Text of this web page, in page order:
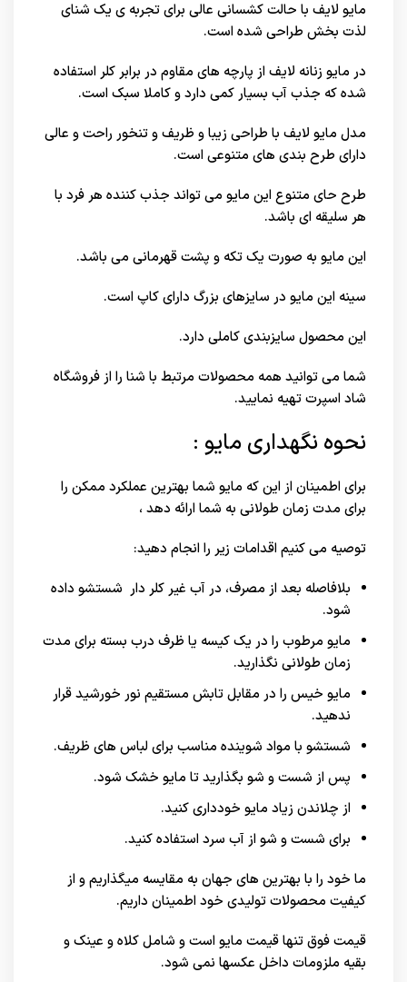
مایو لایف با حالت کشسانی عالی برای تجربه ی یک شنای
لذت بخش طراحی شده است.
در مايو زنانه لایف از پارچه های مقاوم در برابر کلر استفاده
شده که جذب آب بسیار کمی دارد و کاملا سبک است.
مدل مایو لایف با طراحی زیبا و ظریف و تنخور راحت و عالی
دارای طرح بندی های متنوعی است.
طرح حای متنوع این مایو می تواند جذب کننده هر فرد با
هر سلیقه ای باشد.
این مایو به صورت یک تکه و پشت قهرمانی می باشد.
سینه این مایو در سایزهای بزرگ دارای کاپ است.
این محصول سایزبندی کاملی دارد.
شما می توانید همه محصولات مرتبط با شنا را از فروشگاه
شاد اسپرت تهیه نمایید.
نحوه نگهداری مایو :
برای اطمینان از این که مایو شما بهترین عملکرد ممکن را
برای مدت زمان طولانی به شما ارائه دهد ،
توصیه می کنیم اقدامات زیر را انجام دهید:
بلافاصله بعد از مصرف، در آب غير کلر دار شستشو داده
شود.
مایو مرطوب را در یک کیسه یا ظرف درب بسته برای مدت
زمان طولانی نگذارید.
مایو خیس را در مقابل تابش مستقیم نور خورشید قرار
ندهید.
شستشو با مواد شوینده مناسب برای لباس های ظریف.
پس از شست و شو بگذارید تا مایو خشک شود.
از چلاندن زیاد مایو خودداری کنید.
برای شست و شو از آب سرد استفاده کنید.
ما خود را با بهترین های جهان به مقایسه میگذاریم و از
کیفیت محصولات تولیدی خود اطمینان داریم.
قیمت فوق تنها قیمت مایو است و شامل کلاه و عینک و
بقیه ملزومات داخل عکسها نمی شود.